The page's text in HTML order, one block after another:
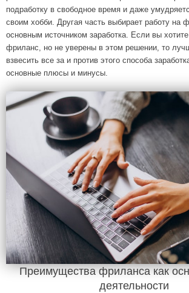
подработку в свободное время и даже
своим хобби. Другая часть выбирает работу на
основным источником заработка. Если вы
фриланс, но не уверены в этом решении, то
взвесить все за и против этого способа
основные плюсы и минусы.
Преимущества фриланса как
деятельности